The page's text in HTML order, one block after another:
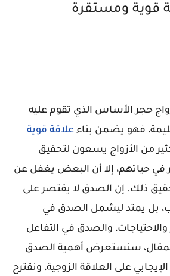
قوية ومستقرة
حجر الأساس الذي تقوم عليه
فهو يضمن بناء علاقة قوية
من الأزواج يسعون لتحقيق
في حياتهم، إلا أن البعض يغفل عن
ذلك. إن الصدق لا يقتصر على
بل يمتد ليشمل الصدق في
والصدق في التفاعل
سنستعرض أهمية الصدق
على العلاقة الزوجية، ونقترح